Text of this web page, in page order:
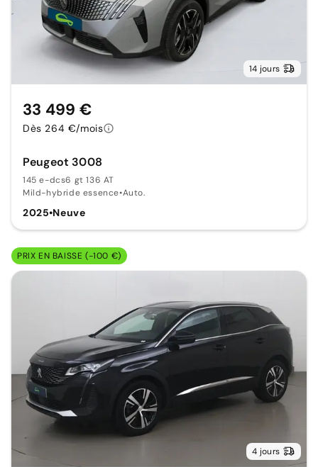
14 jours
Peugeot 3008
145 e-dcs6 gt 136 AT
Mild-hybride essence•Auto.
2025•Neuve
33 499 €
Dès 264 €/mois
PRIX EN BAISSE (-100 €)
4 jours